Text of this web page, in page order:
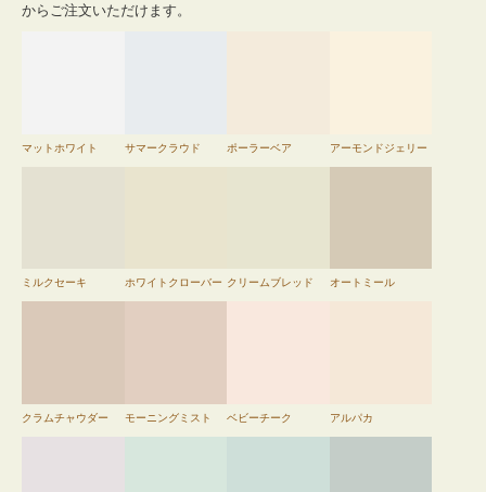
からご注文いただけます。
マットホワイト サマークラウド ポーラーベア アーモンドジェリー
ミルクセーキ ホワイトクローバー クリームブレッド オートミール
クラムチャウダー モーニングミスト ベビーチーク アルパカ